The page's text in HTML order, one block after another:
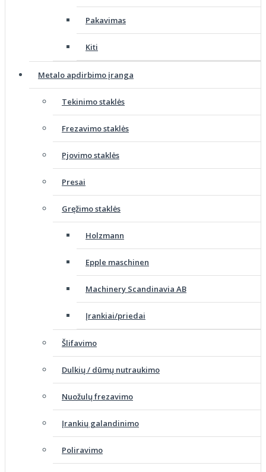
Pakavimas
Kiti
Metalo apdirbimo įranga
Tekinimo staklės
Frezavimo staklės
Pjovimo staklės
Presai
Gręžimo staklės
Holzmann
Epple maschinen
Machinery Scandinavia AB
Įrankiai/priedai
Šlifavimo
Dulkių / dūmų nutraukimo
Nuožulų frezavimo
Įrankių galandinimo
Poliravimo